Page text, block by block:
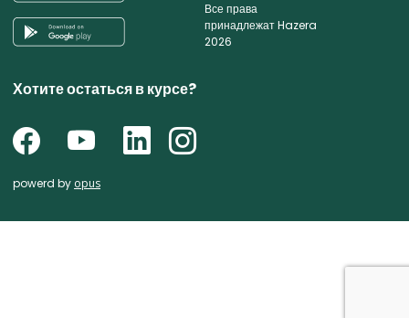
Все права
принадлежат Hazera
2026
Хотите остаться в курсе?
powerd by opus